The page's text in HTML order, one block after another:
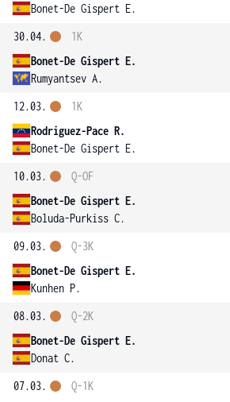
Bonet-De Gispert E.
30.04.
Bonet-De Gispert E.
Rumyantsev A.
1K
12.03.
Rodriguez-Pace R.
Bonet-De Gispert E.
1K
10.03.
Bonet-De Gispert E.
Boluda-Purkiss C.
Q-OF
09.03.
Bonet-De Gispert E.
Kunhen P.
Q-3K
08.03.
Bonet-De Gispert E.
Donat C.
Q-2K
07.03.
Q-1K